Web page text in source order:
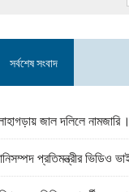
সর্বশেষ সংবাদ
জাল দলিলে নামজারি
প্রতিমন্ত্রীর ভিডিও